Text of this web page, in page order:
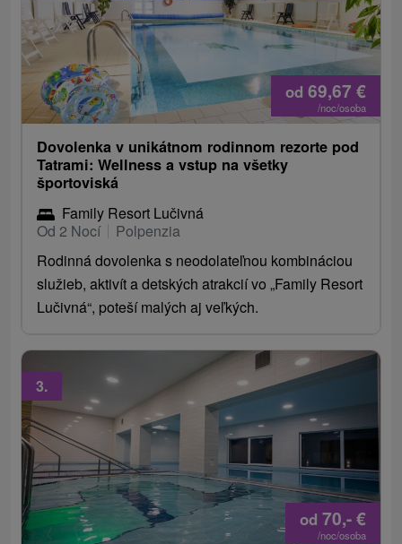
od 69,67 €
/noc/osoba
Dovolenka v unikátnom rodinnom rezorte pod
Tatrami: Wellness a vstup na všetky
športoviská
Family Resort Lučivná
Od 2 Nocí
Polpenzia
Rodinná dovolenka s neodolateľnou kombináciou
služieb, aktivít a detských atrakcií vo „Family Resort
Lučivná“, poteší malých aj veľkých.
od 70,-€
/noc/osoba
3.